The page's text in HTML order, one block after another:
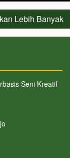
Lebih Banyak
Seni Kreatif